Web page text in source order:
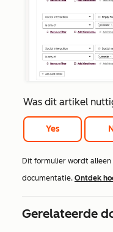
Was dit artikel
Yes
Dit formulier wordt
documentatie. Ontdek
Gerelateerde